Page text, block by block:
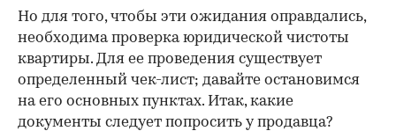
Но для того, чтобы эти ожидания оправдались,
необходима проверка юридической чистоты
квартиры. Для ее проведения существует
определенный чек-лист; давайте остановимся
на его основных пунктах. Итак, какие
документы следует попросить у продавца?